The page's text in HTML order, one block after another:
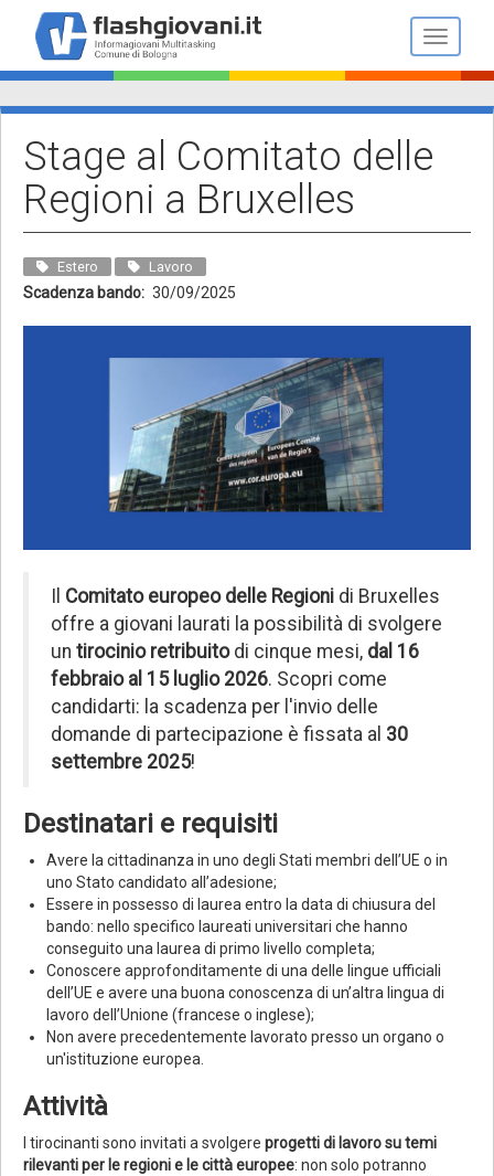
contenuto
principale
Toggle
Stage al Comitato delle
Regioni a Bruxelles
Estero Lavoro
Scadenza bando 30/09/2025
Comitato europeo delle Regioni di Bruxelles
offre a giovani laurati la possibilità di svolgere
un tirocinio retribuitodi cinque mesi, dal 16
febbraio al 15 luglio 2026. Scopri come
candidarti: la scadenza per l'invio delle
domande di partecipazione è fissata al 30
settembre 2025!
Destinatari e requisiti
Avere la cittadinanza in uno degli Stati membri dell’UE o in
uno Stato candidato all’adesione;
Essere in possesso di laurea entro la data di chiusura del
bando: nello specifico laureati universitari che hanno
conseguito una laurea di primo livello completa;
Conoscere approfonditamente di una delle lingue ufficiali
dell’UE e avere una buona conoscenza di un’altra lingua di
lavoro dell’Unione (francese o inglese);
Non avere precedentemente lavorato presso un organo o
un'istituzione europea.
Attività
I tirocinanti sono invitati a svolgere progetti di lavoro su temi
rilevanti per le regioni e le città europee: non solo potranno